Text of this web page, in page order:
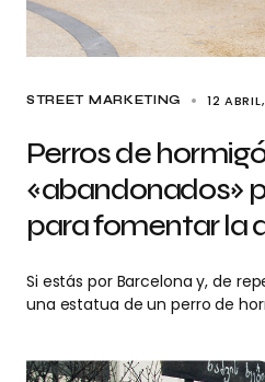
STREET MARKETING 12
Perros de
«abandonados»
para fomentar la
Si estás por Barcelona y, de
una estatua de un perro de